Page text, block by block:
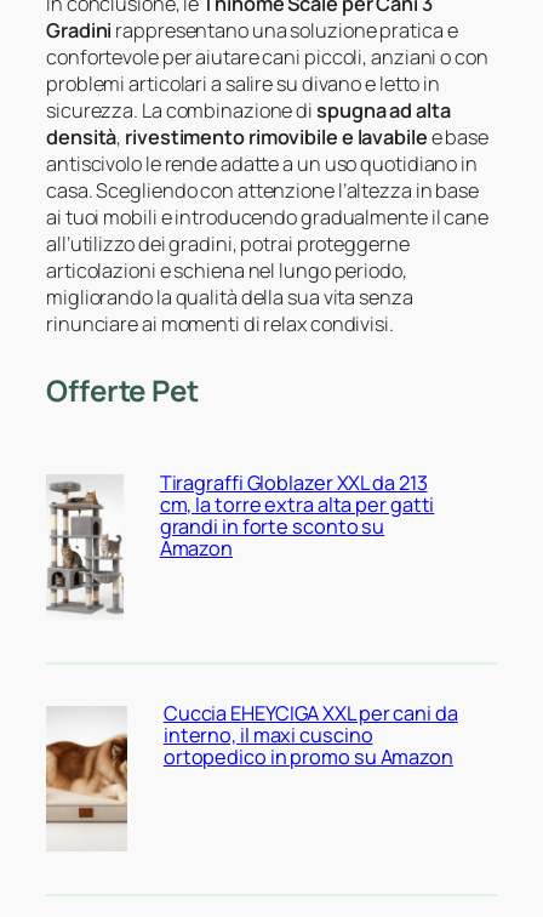
Gradini rappresentano una soluzione pratica e
confortevole per aiutare cani piccoli, anziani o con
problemi articolari a salire su divano e letto in
sicurezza. La combinazione dispugna ad alta
densità, rivestimento rimovibile e lavabilee base
antiscivolo le rende adatte a un uso quotidiano in
casa. Scegliendo con attenzione l’altezza in base
ai tuoi mobili e introducendo gradualmente il cane
all’utilizzo dei gradini, potrai proteggerne
articolazioni e schiena nel lungo periodo,
migliorando la qualità della sua vita senza
rinunciare ai momenti di relax condivisi.
Offerte Pet
Tiragraffi Globlazer XXL da 213
cm, la torre extra alta per gatti
grandi in forte sconto su
Amazon
Cuccia EHEYCIGA XXL per cani da
interno, il maxi cuscino
ortopedico in promo su Amazon